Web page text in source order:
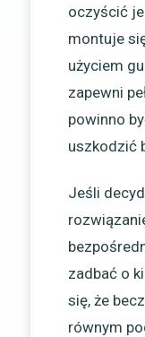
oczyścić
montuje
użyciem
zapewni
powinno
uszkodzić
Jeśli
zadbać o
się, że
równym